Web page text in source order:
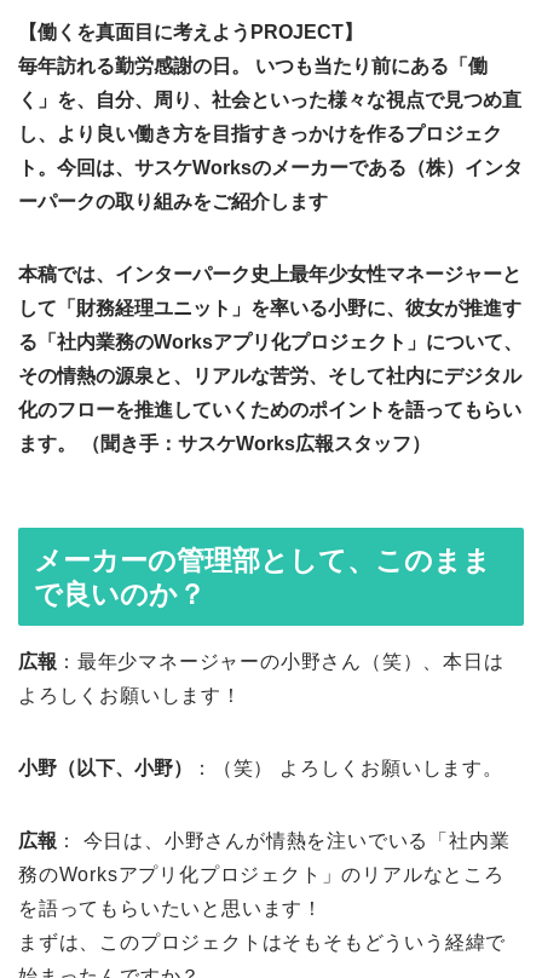
【働くを真面目に考えようPROJECT】
毎年訪れる勤労感謝の日。 いつも当たり前にある「働
く」を、自分、周り、社会といった様々な視点で見つめ直
し、より良い働き方を目指すきっかけを作るプロジェク
ト。今回は、サスケWorksのメーカーである（株）インタ
ーパークの取り組みをご紹介します
本稿では、インターパーク史上最年少女性マネージャーと
して「財務経理ユニット」を率いる小野に、彼女が推進す
る「社内業務のWorksアプリ化プロジェクト」について、
その情熱の源泉と、リアルな苦労、そして社内にデジタル
化のフローを推進していくためのポイントを語ってもらい
ます。 （聞き手：サスケWorks広報スタッフ）
メーカーの管理部として、このまま
で良いのか？
広報 ：最年少マネージャーの小野さん（笑）、本日は
よろしくお願いします！
小野（以下、小野） ：（笑） よろしくお願いします。
広報 ： 今日は、小野さんが情熱を注いでいる「社内業
務のWorksアプリ化プロジェクト」のリアルなところ
を語ってもらいたいと思います！
まずは、このプロジェクトはそもそもどういう経緯で